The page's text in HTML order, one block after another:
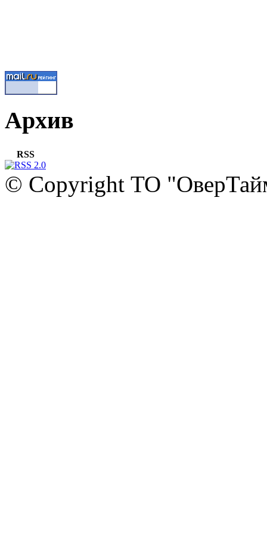
Архив
RSS
© Copyright ТО